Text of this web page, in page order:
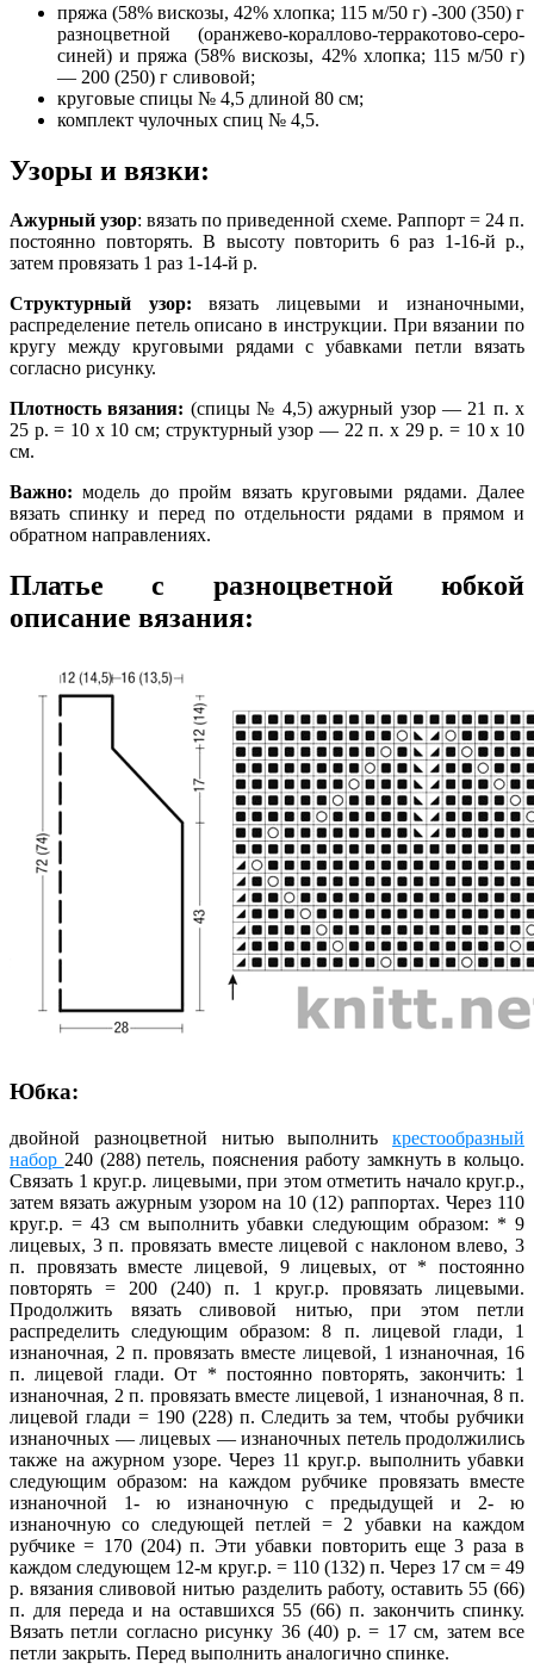
пряжа (58% вискозы, 42% хлопка; 115 м/50 г) -300 (350) г
разноцветной (оранжево-кораллово-терракотово-серо-
синей) и пряжа (58% вискозы, 42% хлопка; 115 м/50 г)
— 200 (250) г сливовой;
круговые спицы № 4,5 длиной 80 см;
комплект чулочных спиц № 4,5.
Узоры и вязки:
Ажурный узор: вязать по приведенной схеме. Раппорт = 24 п.
постоянно повторять. В высоту повторить 6 раз 1-16-й р.,
затем провязать 1 раз 1-14-й р.
Структурный узор: вязать лицевыми и изнаночными,
распределение петель описано в инструкции. При вязании по
кругу между круговыми рядами с убавками петли вязать
согласно рисунку.
Плотность вязания: (спицы № 4,5) ажурный узор — 21 п. х
25 р. = 10 х 10 см; структурный узор — 22 п. х 29 р. = 10 х 10
см.
Важно: модель до пройм вязать круговыми рядами. Далее
вязать спинку и перед по отдельности рядами в прямом и
обратном направлениях.
Платье с разноцветной юбкой
описание вязания:
Юбка:
двойной разноцветной нитью выполнить крестообразный
набор 240 (288) петель, пояснения работу замкнуть в кольцо.
Связать 1 круг.р. лицевыми, при этом отметить начало круг.р.,
затем вязать ажурным узором на 10 (12) раппортах. Через 110
круг.р. = 43 см выполнить убавки следующим образом: * 9
лицевых, 3 п. провязать вместе лицевой с наклоном влево, 3
п. провязать вместе лицевой, 9 лицевых, от * постоянно
повторять = 200 (240) п. 1 круг.р. провязать лицевыми.
Продолжить вязать сливовой нитью, при этом петли
распределить следующим образом: 8 п. лицевой глади, 1
изнаночная, 2 п. провязать вместе лицевой, 1 изнаночная, 16
п. лицевой глади. От * постоянно повторять, закончить: 1
изнаночная, 2 п. провязать вместе лицевой, 1 изнаночная, 8 п.
лицевой глади = 190 (228) п. Следить за тем, чтобы рубчики
изнаночных — лицевых — изнаночных петель продолжились
также на ажурном узоре. Через 11 круг.р. выполнить убавки
следующим образом: на каждом рубчике провязать вместе
изнаночной 1- ю изнаночную с предыдущей и 2- ю
изнаночную со следующей петлей = 2 убавки на каждом
рубчике = 170 (204) п. Эти убавки повторить еще 3 раза в
каждом следующем 12-м круг.р. = 110 (132) п. Через 17 см = 49
р. вязания сливовой нитью разделить работу, оставить 55 (66)
п. для переда и на оставшихся 55 (66) п. закончить спинку.
Вязать петли согласно рисунку 36 (40) р. = 17 см, затем все
петли закрыть. Перед выполнить аналогично спинке.